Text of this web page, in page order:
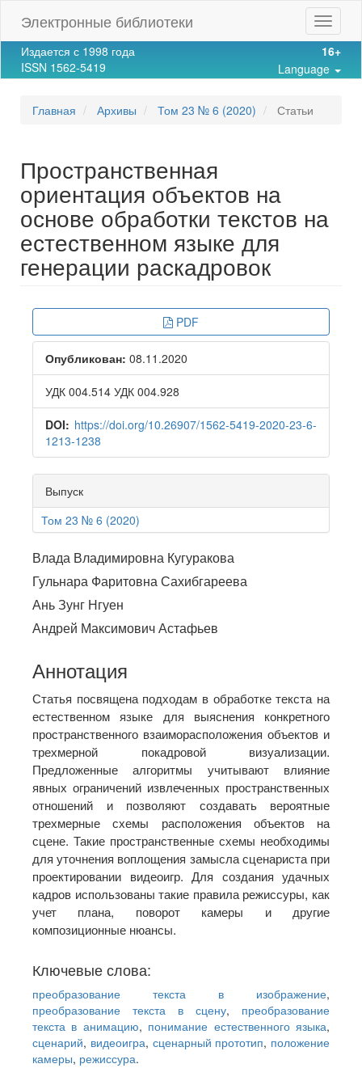
Navigation
Main
Content
Sidebar
Toggle
Электронные библиотеки
Издается с 1998 года
ISSN 1562-5419
16+
Language
Главная Архивы Том 23 № 6 (2020) Статьи
Пространственная
ориентация объектов на
основе обработки текстов на
естественном языке для
генерации раскадровок
Article
Sidebar
PDF
Опубликован: 08.11.2020
УДК 004.514 УДК 004.928
DOI: https://doi.org/10.26907/1562-5419-2020-23-6-
1213-1238
Выпуск
Том 23 № 6 (2020)
Main
Article
Content
Влада Владимировна Кугуракова
Гульнара Фаритовна Сахибгареева
Ань Зунг Нгуен
Андрей Максимович Астафьев
Аннотация
Статья посвящена подходам в обработке текста на
естественном языке для выяснения конкретного
пространственного взаиморасположения объектов и
трехмерной покадровой визуализации.
Предложенные алгоритмы учитывают влияние
явных ограничений извлеченных пространственных
отношений и позволяют создавать вероятные
трехмерные схемы расположения объектов на
сцене. Такие пространственные схемы необходимы
для уточнения воплощения замысла сценариста при
проектировании видеоигр. Для создания удачных
кадров использованы такие правила режиссуры, как
учет плана, поворот камеры и другие
композиционные нюансы.
Ключевые слова:
преобразование текста в изображение,
преобразование текста в сцену, преобразование
текста в анимацию, понимание естественного языка,
сценарий, видеоигра, сценарный прототип, положение
камеры, режиссура.